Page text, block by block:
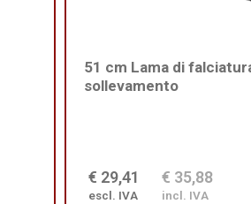
51 cm Lama di
sollevamento
€ 29,41
escl. IVA
€ 35,88
incl. IVA